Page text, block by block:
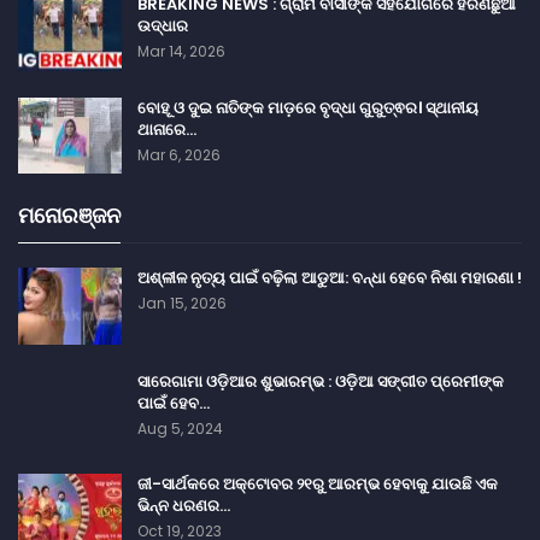
ଉଦ୍ଧାର
Mar 14, 2026
ବୋହୂ ଓ ଦୁଇ ନାତିଙ୍କ ମାଡ଼ରେ ବୃଦ୍ଧା ଗୁରୁତ୍ଵର। ସ୍ଥାନୀୟ
ଥାନାରେ…
Mar 6, 2026
ମନୋରଞ୍ଜନ
ଅଶ୍ଳୀଳ ନୃତ୍ୟ ପାଇଁ ବଢ଼ିଲା ଆଡୁଆ: ବନ୍ଧା ହେବେ ନିଶା ମହାରଣା !
Jan 15, 2026
ସାରେଗାମା ଓଡ଼ିଆର ଶୁଭାରମ୍ଭ : ଓଡ଼ିଆ ସଙ୍ଗୀତ ପ୍ରେମୀଙ୍କ
ପାଇଁ ହେବ…
Aug 5, 2024
ଜୀ-ସାର୍ଥକରେ ଅକ୍ଟୋବର ୨୧ରୁ ଆରମ୍ଭ ହେବାକୁ ଯାଉଛି ଏକ
ଭିନ୍ନ ଧରଣର…
Oct 19, 2023